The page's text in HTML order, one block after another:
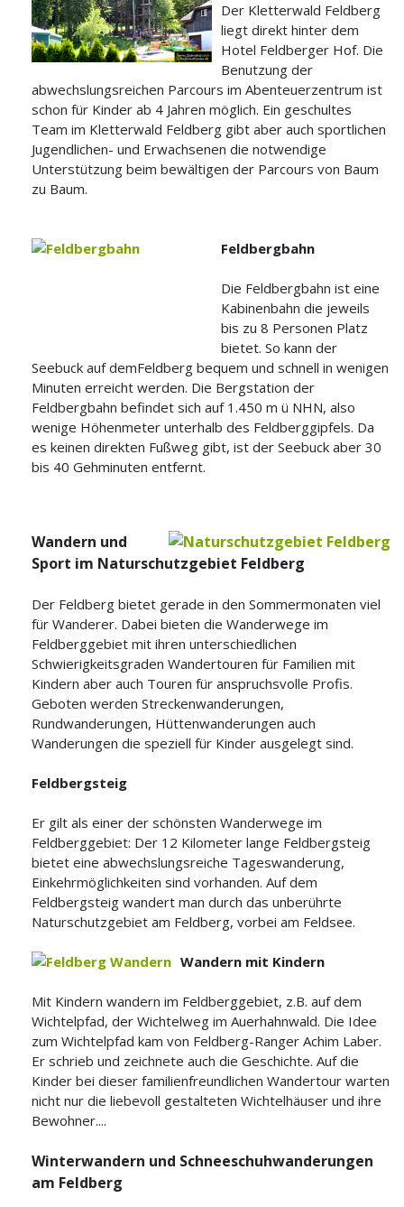
Der Kletterwald Feldberg
liegt direkt hinter dem
Hotel Feldberger Hof. Die
Benutzung der
abwechslungsreichen Parcours im Abenteuerzentrum ist
schon für Kinder ab 4 Jahren möglich. Ein geschultes
Team im Kletterwald Feldberg gibt aber auch sportlichen
Jugendlichen- und Erwachsenen die notwendige
Unterstützung beim bewältigen der Parcours von Baum
zu Baum.
Feldbergbahn
Die Feldbergbahn ist eine
Kabinenbahn die jeweils
bis zu 8 Personen Platz
bietet. So kann der
Seebuck auf demFeldberg bequem und schnell in wenigen
Minuten erreicht werden. Die Bergstation der
Feldbergbahn befindet sich auf 1.450 m ü NHN, also
wenige Höhenmeter unterhalb des Feldberggipfels. Da
es keinen direkten Fußweg gibt, ist der Seebuck aber 30
bis 40 Gehminuten entfernt.
Wandern und
Sport im Naturschutzgebiet Feldberg
Der Feldberg bietet gerade in den Sommermonaten viel
für Wanderer. Dabei bieten die Wanderwege im
Feldberggebiet mit ihren unterschiedlichen
Schwierigkeitsgraden Wandertouren für Familien mit
Kindern aber auch Touren für anspruchsvolle Profis.
Geboten werden Streckenwanderungen,
Rundwanderungen, Hüttenwanderungen auch
Wanderungen die speziell für Kinder ausgelegt sind.
Feldbergsteig
Er gilt als einer der schönsten Wanderwege im
Feldberggebiet: Der 12 Kilometer lange Feldbergsteig
bietet eine abwechslungsreiche Tageswanderung,
Einkehrmöglichkeiten sind vorhanden. Auf dem
Feldbergsteig wandert man durch das unberührte
Naturschutzgebiet am Feldberg, vorbei am Feldsee.
Wandern mit Kindern
Mit Kindern wandern im Feldberggebiet, z.B. auf dem
Wichtelpfad, der Wichtelweg im Auerhahnwald. Die Idee
zum Wichtelpfad kam von Feldberg-Ranger Achim Laber.
Er schrieb und zeichnete auch die Geschichte. Auf die
Kinder bei dieser familienfreundlichen Wandertour warten
nicht nur die liebevoll gestalteten Wichtelhäuser und ihre
Bewohner....
Winterwandern und Schneeschuhwanderungen
am Feldberg